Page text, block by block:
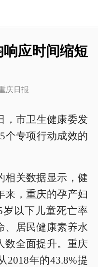
应时间缩短
庆日报
市卫生健康委发
个专项行动成效的
关数据显示，健
来，重庆的孕产妇
以下儿童死亡率
、居民健康素养水
数全面提升。重庆
2018年的43.8%提